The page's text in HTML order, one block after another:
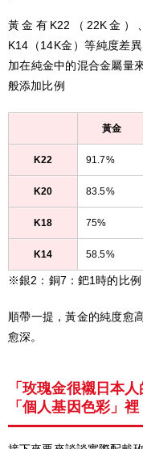
黃金有K22（22K金）
K14（14K金）等純度差
加在純金中的混合金屬量
般添加比例
黃金
K22 91.7%
K20 83.5%
K18 75%
K14 58.5%
※銀2：銅7：鈀1時的比例
順帶一提，黃金的純度愈
愈深。
「玫瑰金很襯日本
「個人基因色彩」裡